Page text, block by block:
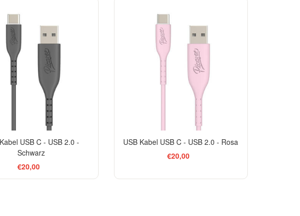
USB C - USB 2.0 -
Schwarz
€20,00
USB Kabel USB C - USB 2.0 - Rosa
€20,00